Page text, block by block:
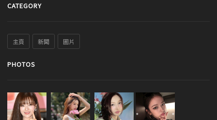
CATEGORY
主頁 新聞 圖片
PHOTOS